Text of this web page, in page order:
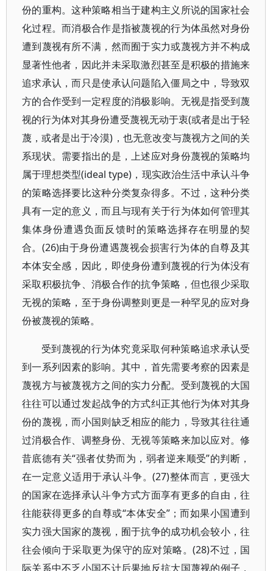
份的重构。这种策略相当于建构主义所说的国家社会
化过程。而消极合作是指被蔑视的行为体虽然对身份
遭到蔑视有所不满，然而囿于实力或蔑视方并不构成
显著性他者，因此并未采取激烈甚至是积极的措施来
追求承认，而只是使承认问题陷入僵局之中，导致双
方的合作受到一定程度的消极影响。无视是指受到蔑
视的行为体对其身份遭受蔑视无动于衷(或者是出于轻
蔑，或者是出于冷漠)，也无意改变与蔑视方之间的关
系现状。需要指出的是，上述应对身份蔑视的策略均
属于理想类型(ideal type)，现实政治生活中承认斗争
的策略选择要比这种分类复杂得多。不过，这种分类
具有一定的意义，而且与现有关于行为体如何管理其
集体身份遭遇负面反馈时的策略选择存在明显的契
合。(26)由于身份遭遇蔑视会损害行为体的自尊及其
本体安全感，因此，即使身份遭到蔑视的行为体没有
采取积极抗争、消极合作的抗争策略，但也很少采取
无视的策略，至于身份调整则更是一种罕见的应对身
份被蔑视的策略。
受到蔑视的行为体究竟采取何种策略追求承认受
到一系列因素的影响。其中，首先需要考察的因素是
蔑视方与被蔑视方之间的实力分配。受到蔑视的大国
往往可以通过发起战争的方式纠正其他行为体对其身
份的蔑视，而小国则缺乏相应的能力，导致其往往通
过消极合作、调整身份、无视等策略来加以应对。修
昔底德有关“强者仗势而为，弱者逆来顺受”的判断，
在一定意义适用于承认斗争。(27)整体而言，更强大
的国家在选择承认斗争方式方面享有更多的自由，往
往能获得更多的自尊或“本体安全”；而如果小国遭到
实力强大国家的蔑视，囿于抗争的成功机会较小，往
往会倾向于采取更为保守的应对策略。(28)不过，国
际关系中不乏小国不计后果地反抗大国蔑视的例子，